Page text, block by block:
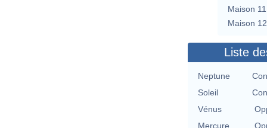
Maison 11
Maison 12
Liste
Neptune
Soleil
Vénus
Mercure